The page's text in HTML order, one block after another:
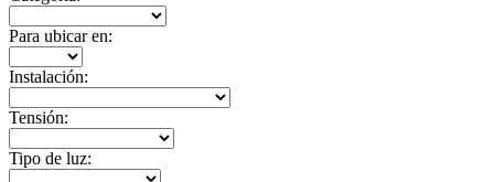
Para ubicar en:
Instalación:
Tensión:
Tipo de luz: